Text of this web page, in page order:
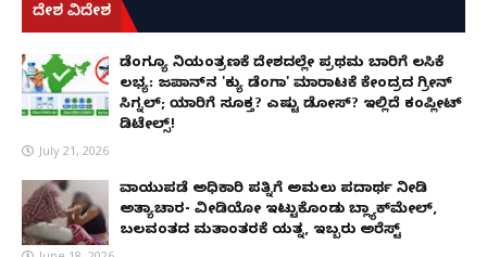
ದೇಶ ವಿದೇಶ
ಡೆಂಗ್ಯೂ ನಿಯಂತ್ರಣಕ್ಕೆ ದೇಶದಲ್ಲೇ ಪ್ರಥಮ ಬಾರಿಗೆ ಲಸಿಕೆ
ಲಭ್ಯ: ಜಪಾನ್‌ನ 'ಕ್ಯು ಡೆಂಗಾ' ಮಾರಾಟಕ್ಕೆ ಕೇಂದ್ರದ ಗ್ರೀನ್
ಸಿಗ್ನಲ್; ಯಾರಿಗೆ ಸೂಕ್ತ? ಎಷ್ಟು ಡೋಸ್? ಇಲ್ಲಿದೆ ಕಂಪ್ಲೀಟ್
ಡಿಟೇಲ್ಸ್!
July 21, 2026
ವಾಯುಪಡೆ ಅಧಿಕಾರಿ ಪತ್ನಿಗೆ ಅಮಲು ಪದಾರ್ಥ ನೀಡಿ
ಅತ್ಯಾಚಾರ- ವೀಡಿಯೋ ಇಟ್ಟುಕೊಂಡು ಬ್ಲ್ಯಾಕ್‌ಮೇಲ್,
ಬಲವಂತದ ಮತಾಂತರಕ್ಕೆ ಯತ್ನ, ಇಬ್ಬರು ಅರೆಸ್ಟ್